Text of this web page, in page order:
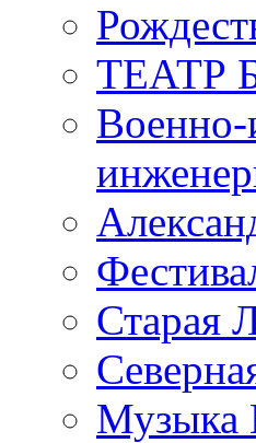
ТЕАТР
Военно-
Старая
Музыка